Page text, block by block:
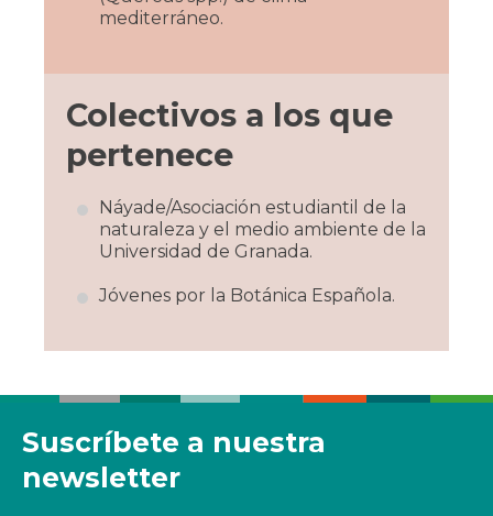
mediterráneo.
Colectivos a los que
pertenece
Náyade/Asociación estudiantil de la
naturaleza y el medio ambiente de la
Universidad de Granada.
Jóvenes por la Botánica Española.
Suscríbete a nuestra
newsletter